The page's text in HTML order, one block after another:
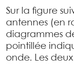
Sur la figure
antennes (en
diagrammes
pointillée
onde. Les